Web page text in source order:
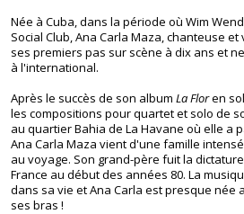
Née à Cuba, dans la période où Wim
Social Club, Ana Carla Maza, chanteuse
ses premiers pas sur scène à dix ans et
à l'international.
Après le succès de son album La Floren
les compositions pour quartet et solo de
au quartier Bahia de La Havane où elle a
Ana Carla Maza vient d'une famille
au voyage. Son grand-père fuit la
France au début des années 80. La
dans sa vie et Ana Carla est presque née
ses bras !